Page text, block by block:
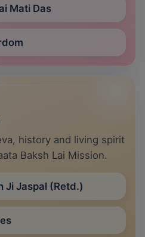
Mati Das
history and living spirit
Baksh Lai Mission.
Ji Jaspal (Retd.)